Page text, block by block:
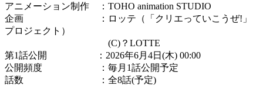
アニメーション制作 ：TOHO animation STUDIO
企画 ：ロッテ（「クリエっていこうぜ!」
プロジェクト）
(C)？LOTTE
第1話公開 ：2026年6月4日(木) 00:00
公開頻度 ：毎月1話公開予定
話数 ：全8話(予定)